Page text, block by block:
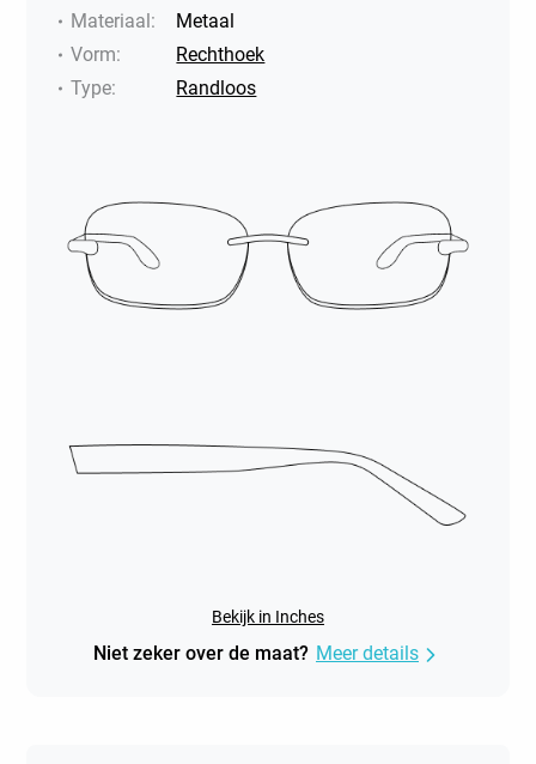
Materiaal:
Metaal
Vorm:
Rechthoek
Type: Randloos
Bekijk in Inches
Niet zeker over de maat? Meer details